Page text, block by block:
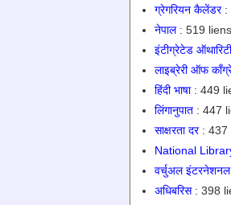
ग्रेगरियन कैलेंडर:
नेपाल: 519
इंटीग्रेटेड
लाइब्रेरी ऑफ
हिंदी भाषा: 449
लिंगानुपात : 447
साक्षरता दर: 437
National
वर्चुअल इंटरनेशनल
अधिबरिस: 398